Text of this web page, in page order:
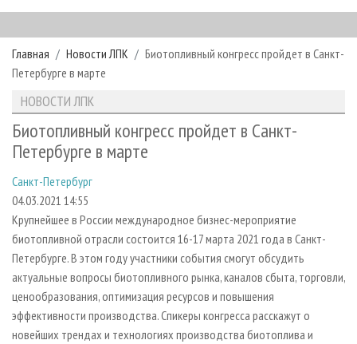
ГЛАВНАЯ
РУБРИКИ И ТЕМЫ
РУБРИКИ ЖУРНАЛА
ЛЕСОЗАГОТОВКА
ЛЕСОПИЛЕНИЕ
СУШКА ДРЕВЕСИНЫ
ПРОИЗВОДСТВО ДРЕВЕСНЫХ ПЛИТ
ДЕРЕВЯННОЕ ДОМОСТРОЕНИЕ
ПРОИЗВОДСТВО МЕБЕЛИ
БИОЭНЕРГЕТИКА
ЦБП
НОВОСТИ
НОВОСТИ ЛПК
НОВОСТИ ЖУРНАЛА
ПРОЕКТЫ ЛПИ
АНАЛИТИКА
ПРЕДПРИЯТИЯ ЛПК
ПЕРСОНЫ
МОБИЛЬНЫЕ ВЫСТАВКИ
ОФИЦИАЛЬНЫЕ ДЕЛЕГАЦИИ
ПРИОРИТЕТНЫЕ ИНВЕСТПРОЕКТЫ
RUSSIAN FORESTRY REVIEW
ГАЗЕТА ЛЕСПРОМФОРУМ
АРХИВ ЖУРНАЛОВ
О ЖУРНАЛЕ
ПОДПИСКА
КОНТАКТЫ
РЕКЛАМОДАТЕЛЯМ
РЕКЛАМА
РЕКЛАМА НА САЙТЕ
Главная Новости ЛПК
Биотопливный конгресс пройдет в Санкт-
Петербурге в марте
НОВОСТИ ЛПК
Биотопливный конгресс пройдет в Санкт-
Петербурге в марте
Санкт-Петербург
04.03.2021 14:55
Крупнейшее в России международное бизнес-мероприятие
биотопливной отрасли состоится 16-17 марта 2021 года в Санкт-
Петербурге. В этом году участники события смогут обсудить
актуальные вопросы биотопливного рынка, каналов сбыта, торговли,
ценообразования, оптимизация ресурсов и повышения
эффективности производства. Спикеры конгресса расскажут о
новейших трендах и технологиях производства биотоплива и